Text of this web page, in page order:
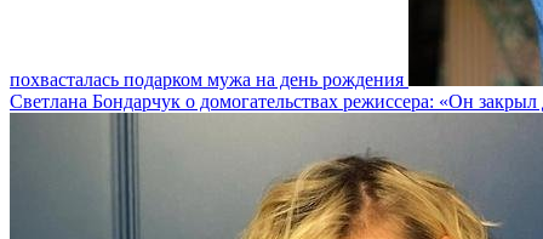
похвасталась подарком мужа на день рождения
Светлана Бондарчук о домогательствах режиссера: «Он